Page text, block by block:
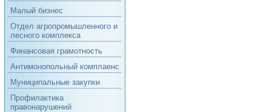
Малый бизнес
Отдел агропромышленного и
лесного комплекса
Финансовая грамотность
Антимонопольный комплаенс
Муниципальные закупки
Профилактика
правонарушений